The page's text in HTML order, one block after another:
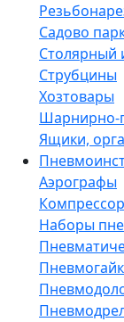
Садово
Столярный
Струбцины
Хозтовары
Шарнирно-
Ящики,
Аэрографы
Наборы